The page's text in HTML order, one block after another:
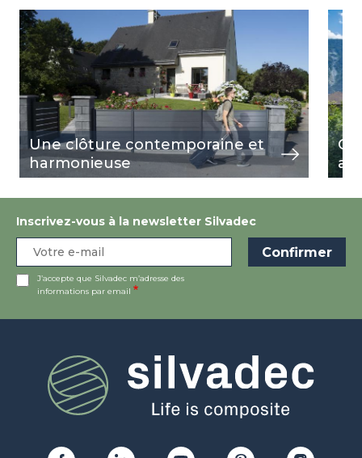
Une clôture contemporaine et
harmonieuse
Image
voir
au
voir
Inscrivez-vous à la newsletter Silvadec
J’accepte que Silvadec m’adresse des
informations par email